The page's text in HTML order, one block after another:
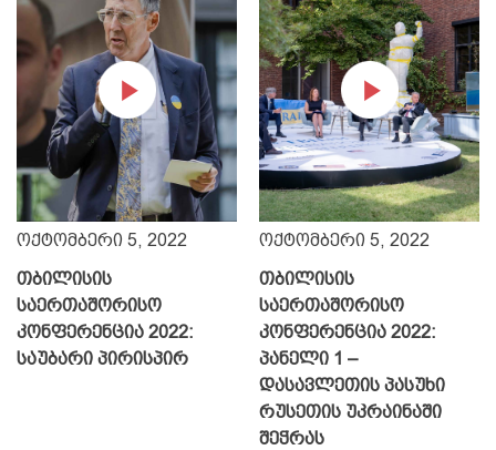
ოქტომბერი 5, 2022
თბილისის
საერთაშორისო
კონფერენცია 2022:
საუბარი პირისპირ
ოქტომბერი 5, 2022
თბილისის
საერთაშორისო
კონფერენცია 2022:
პანელი 1 –
დასავლეთის პასუხი
რუსეთის უკრაინაში
შეჭრას